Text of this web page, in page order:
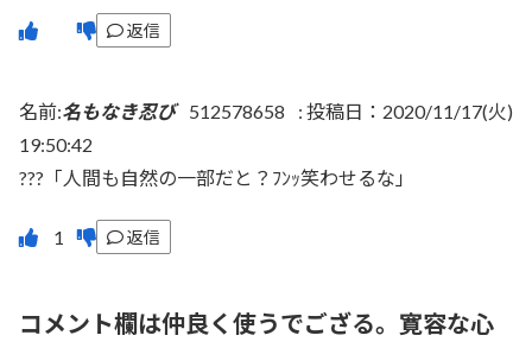
返信
名前:名もなき忍び 512578658 : 投稿日：2020/11/17(火)
19:50:42
???「人間も自然の一部だと？ﾌﾝｯ笑わせるな」
返信
コメント欄は仲良く使うでござる。寛容な心